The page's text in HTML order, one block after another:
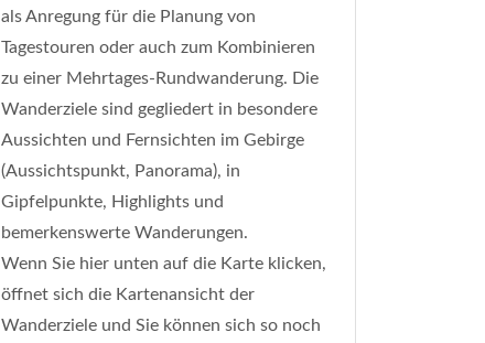
als Anregung für die Planung von
Tagestouren oder auch zum Kombinieren
zu einer Mehrtages-Rundwanderung. Die
Wanderziele sind gegliedert in besondere
Aussichten und Fernsichten im Gebirge
(Aussichtspunkt, Panorama), in
Gipfelpunkte, Highlights und
bemerkenswerte Wanderungen.
Wenn Sie hier unten auf die Karte klicken,
öffnet sich die Kartenansicht der
Wanderziele und Sie können sich so noch